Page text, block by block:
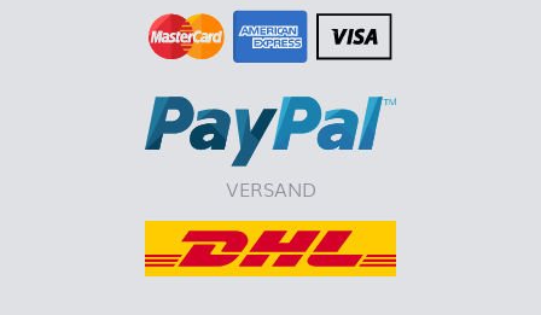
VERSAND